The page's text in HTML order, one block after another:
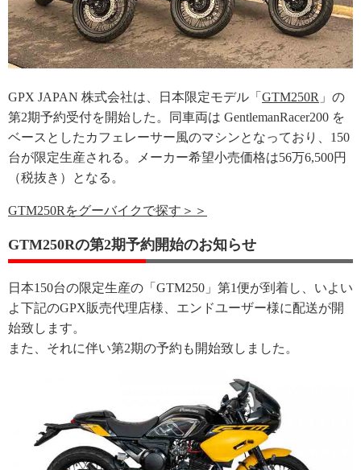
GPX JAPAN 株式会社は、日本限定モデル「 GTM250R 」の
第2期予約受付を開始した。同車両は GentlemanRacer200 を
ベースとしたカフェレーサー風のマシンとなっており、150
台が限定生産される。メーカー希望小売価格は56万6,500円
（税抜き）となる。
GTM250Rをグーバイクで探す＞＞
GTM250Rの第2期予約開始のお知らせ
日本150台の限定生産の「GTM250」第1便が到着し、いよい
よ下記のGPX販売代理店様、エンドユーザー様に配送が開
始致します。
また、それに伴い第2期の予約も開始致しました。